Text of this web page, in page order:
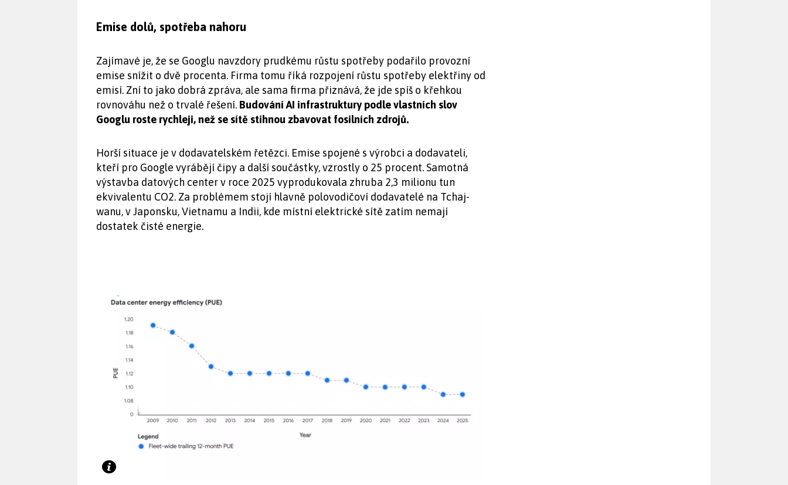
Emise dolů, spotřeba nahoru
Zajímavé je, že se Googlu navzdory prudkému růstu spotřeby podařilo provozní
emise snížit o dvě procenta. Firma tomu říká rozpojení růstu spotřeby elektřiny od
emisí. Zní to jako dobrá zpráva, ale sama firma přiznává, že jde spíš o křehkou
rovnováhu než o trvalé řešení. Budování AI infrastruktury podle vlastních slov
Googlu roste rychleji, než se sítě stihnou zbavovat fosilních zdrojů.
Horší situace je v dodavatelském řetězci. Emise spojené s výrobci a dodavateli,
kteří pro Google vyrábějí čipy a další součástky, vzrostly o 25 procent. Samotná
výstavba datových center v roce 2025 vyprodukovala zhruba 2,3 milionu tun
ekvivalentu CO2. Za problémem stojí hlavně polovodičoví dodavatelé na Tchaj-
wanu, v Japonsku, Vietnamu a Indii, kde místní elektrické sítě zatím nemají
dostatek čisté energie.